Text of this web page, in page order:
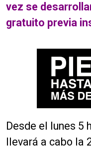
vez se
gratuito previa
Desde el lunes 5
llevará a cabo la